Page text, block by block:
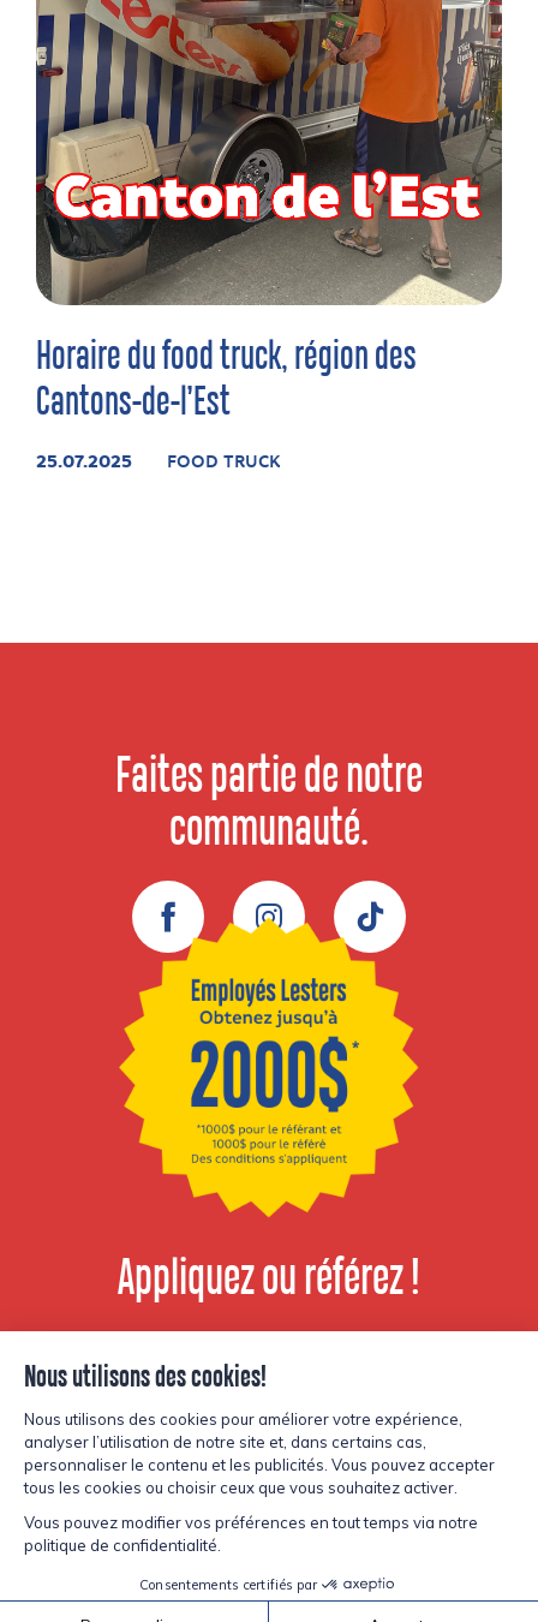
Horaire du food truck, région des
Cantons-de-l’Est
25.07.2025 FOOD TRUCK
Faites partie de notre
communauté.
Facebook Instagram TikTok
Appliquez ou référez !
Voir les postes
disponibles
© Copyright Lesters 2026Politique de confidentialitéSite parKryzalid